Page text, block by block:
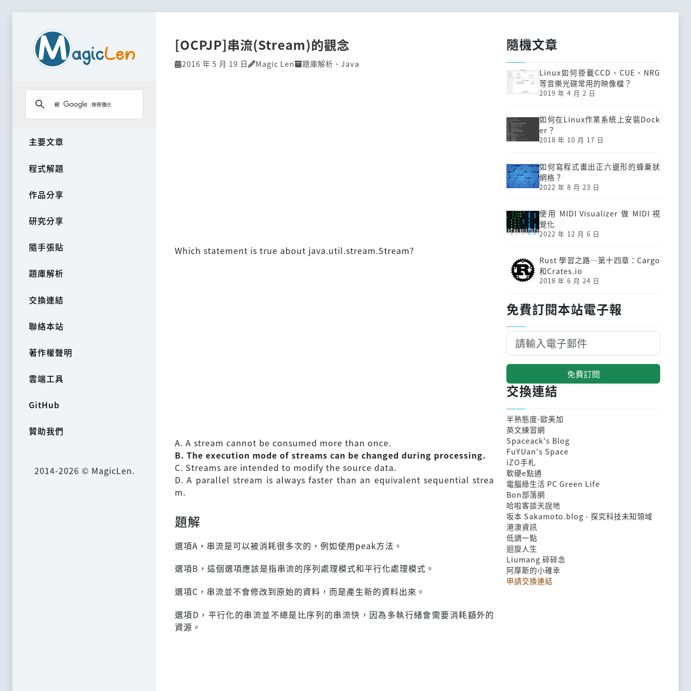
主要文章
程式解題
作品分享
研究分享
隨手張貼
題庫解析
交換連結
聯絡本站
著作權聲明
雲端工具
GitHub
贊助我們
2014-2026 © MagicLen.
[OCPJP]串流(Stream)的觀念
2016 年 5 月 19 日 Magic Len 題庫解析 、 Java
Which statement is true about java.util.stream.Stream?
A. A stream cannot be consumed more than once.
B. The execution mode of streams can be changed during processing.
C. Streams are intended to modify the source data.
D. A parallel stream is always faster than an equivalent sequential strea
m.
題解
選項A，串流是可以被消耗很多次的，例如使用peak方法。
選項B，這個選項應該是指串流的序列處理模式和平行化處理模式。
選項C，串流並不會修改到原始的資料，而是產生新的資料出來。
選項D，平行化的串流並不總是比序列的串流快，因為多執行緒會需要消耗額外的
資源。
隨機文章
Linux如何掛載CCD、CUE、NRG
等音樂光碟常用的映像檔？
2019 年 4 月 2 日
如何在Linux作業系統上安裝Dock
er？
2018 年 10 月 17 日
如何寫程式畫出正六邊形的蜂巢狀
網格？
2022 年 8 月 23 日
使用 MIDI Visualizer 做 MIDI 視
覺化
2022 年 12 月 6 日
Rust 學習之路─第十四章：Cargo
和Crates.io
2018 年 6 月 24 日
免費訂閱本站電子報
免費訂閱
交換連結
半熟態度-歐美加
英文練習網
Spaceack's Blog
FuYUan's Space
iZO手札
軟硬e點通
電腦綠生活 PC Green Life
Bon部落網
哈啦客談天說地
坂本 Sakamoto.blog - 探究科技未知領域
港澳資訊
低調一點
迴旋人生
Liumang 碎碎念
阿摩斯的小確幸
申請交換連結